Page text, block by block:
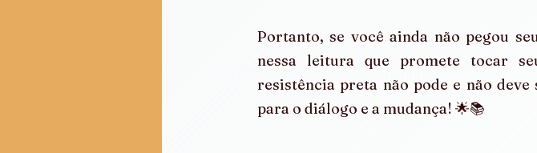
Portanto, se você ainda não pegou
nessa leitura que promete tocar
resistência preta não pode e não
para o diálogo e a mudança! 🌟📚